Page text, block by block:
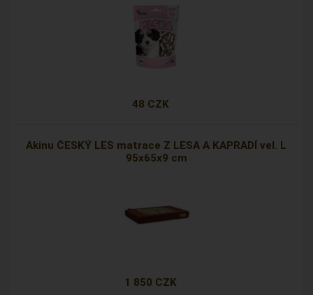
48 CZK
Akinu ČESKÝ LES matrace Z LESA A KAPRADÍ vel. L
95x65x9 cm
1 850 CZK